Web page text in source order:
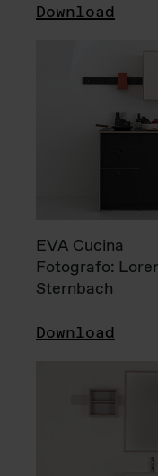
Download
EVA Cucina
Fotografo:
Sternbach
Download